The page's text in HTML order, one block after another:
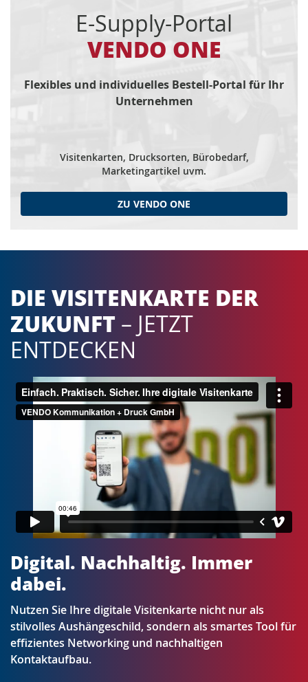
E-Supply-Portal
VENDO ONE
Flexibles und individuelles Bestell-Portal für Ihr
Unternehmen
Visitenkarten, Drucksorten, Bürobedarf,
Marketingartikel uvm.
ZU VENDO ONE
DIE VISITENKARTE DER
ZUKUNFT – JETZT
ENTDECKEN
Digital. Nachhaltig. Immer
dabei.
Nutzen Sie Ihre digitale Visitenkarte nicht nur als
stilvolles Aushängeschild, sondern als smartes Tool für
effizientes Networking und nachhaltigen
Kontaktaufbau.